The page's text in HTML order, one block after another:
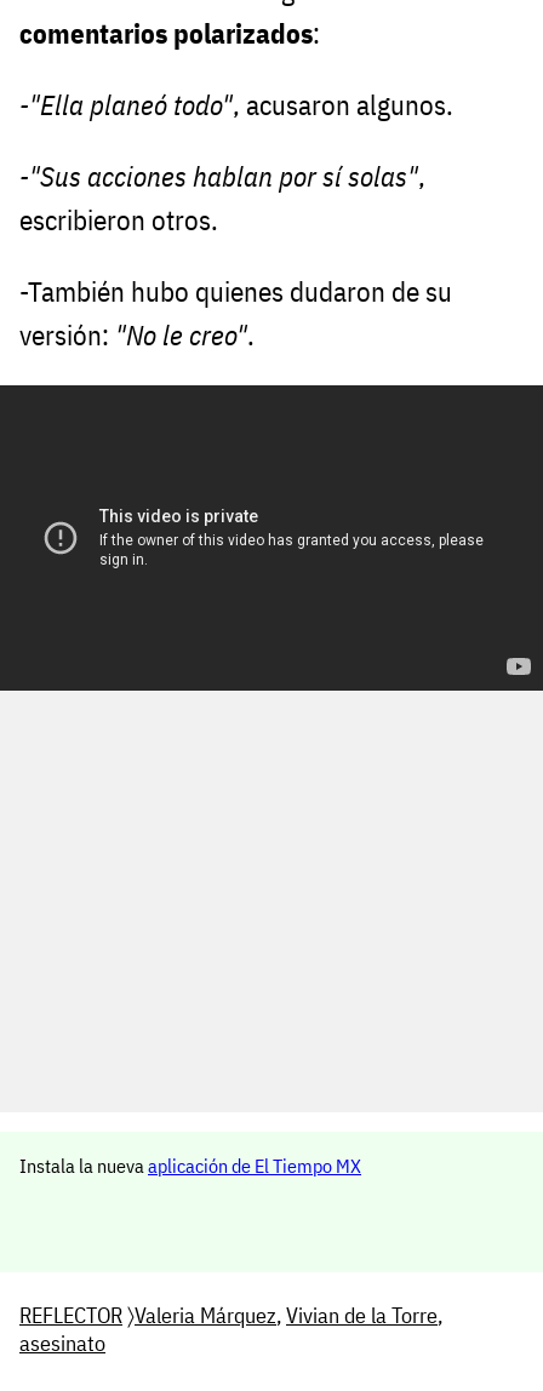
comentarios polarizados:
-"Ella planeó todo", acusaron algunos.
-"Sus acciones hablan por sí solas",
escribieron otros.
-También hubo quienes dudaron de su
versión: "No le creo".
Instala la nueva aplicación de El Tiempo MX
REFLECTOR〉Valeria Márquez,Vivian de la Torre,
asesinato